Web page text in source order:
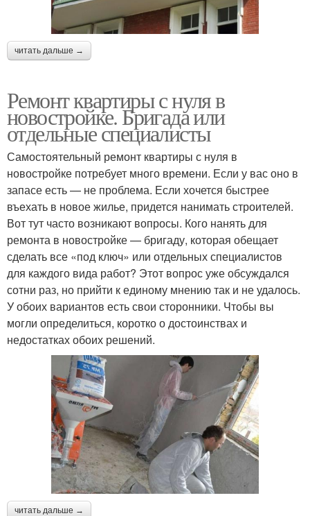
читать дальше →
Ремонт квартиры с нуля в
новостройке. Бригада или
отдельные специалисты
Самостоятельный ремонт квартиры с нуля в
новостройке потребует много времени. Если у вас оно в
запасе есть — не проблема. Если хочется быстрее
въехать в новое жилье, придется нанимать строителей.
Вот тут часто возникают вопросы. Кого нанять для
ремонта в новостройке — бригаду, которая обещает
сделать все «под ключ» или отдельных специалистов
для каждого вида работ? Этот вопрос уже обсуждался
сотни раз, но прийти к единому мнению так и не удалось.
У обоих вариантов есть свои сторонники. Чтобы вы
могли определиться, коротко о достоинствах и
недостатках обоих решений.
читать дальше →